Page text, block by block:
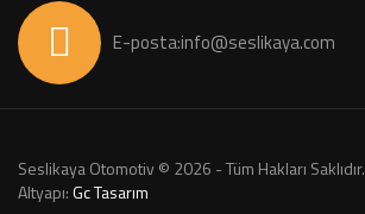
E-posta:info@seslikaya.com
Seslikaya Otomotiv © 2026 - Tüm Hakları Saklıdır.
Altyapı:Gc Tasarım